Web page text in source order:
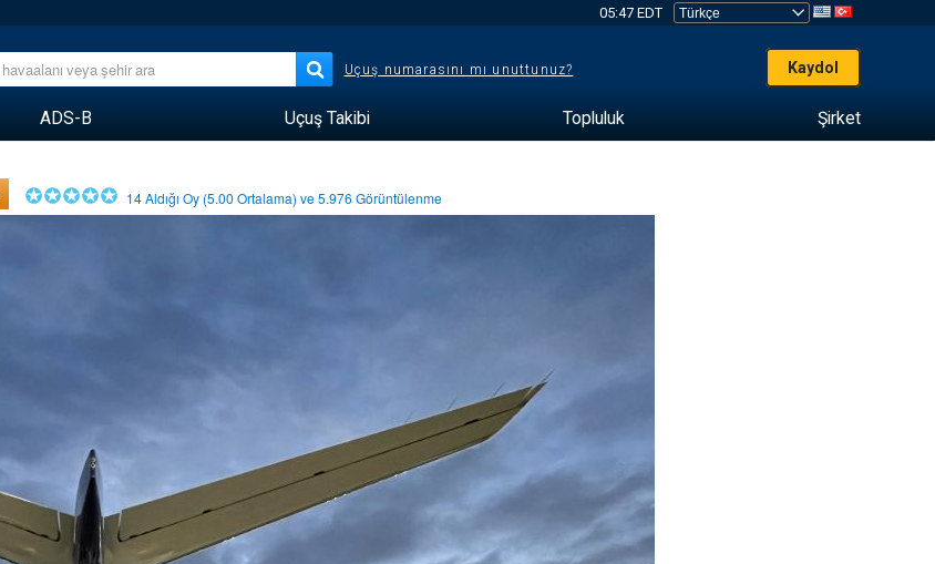
05:47 EDT
Uçuş numarasını mı unuttunuz? Kaydol
ADS-B Uçuş Takibi Topluluk Şirket
14Aldığı Oy (5.00 Ortalama) ve5.976 Görüntülenme